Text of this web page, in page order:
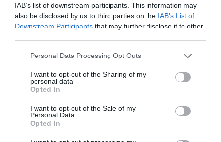
IAB’s list of downstream participants. This information may
also be disclosed by us to third parties on the IAB’s List of
Downstream Participants that may further disclose it to other
Personal Data Processing Opt Outs
I want to opt-out of the Sharing of my
personal data.
Opted In
I want to opt-out of the Sale of my
Personal Data.
Opted In
dömdes för förberedelse till cannabisodling till
6 månaders fängelse.Domen bifogas artikeln.
Från tingsrättens dom mot Jonas Falk på 18 års
frik...
Starta din prenumeration